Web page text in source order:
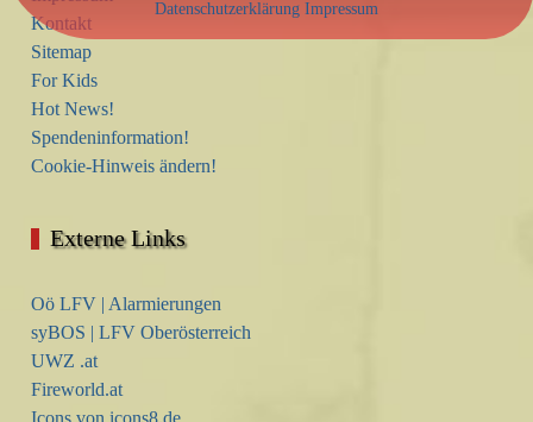
Kontakt
Sitemap
For Kids
Hot News!
Spendeninformation!
Cookie-Hinweis ändern!
Externe Links
Oö LFV | Alarmierungen
syBOS | LFV Oberösterreich
UWZ .at
Fireworld.at
Datenschutzerklärung Impressum